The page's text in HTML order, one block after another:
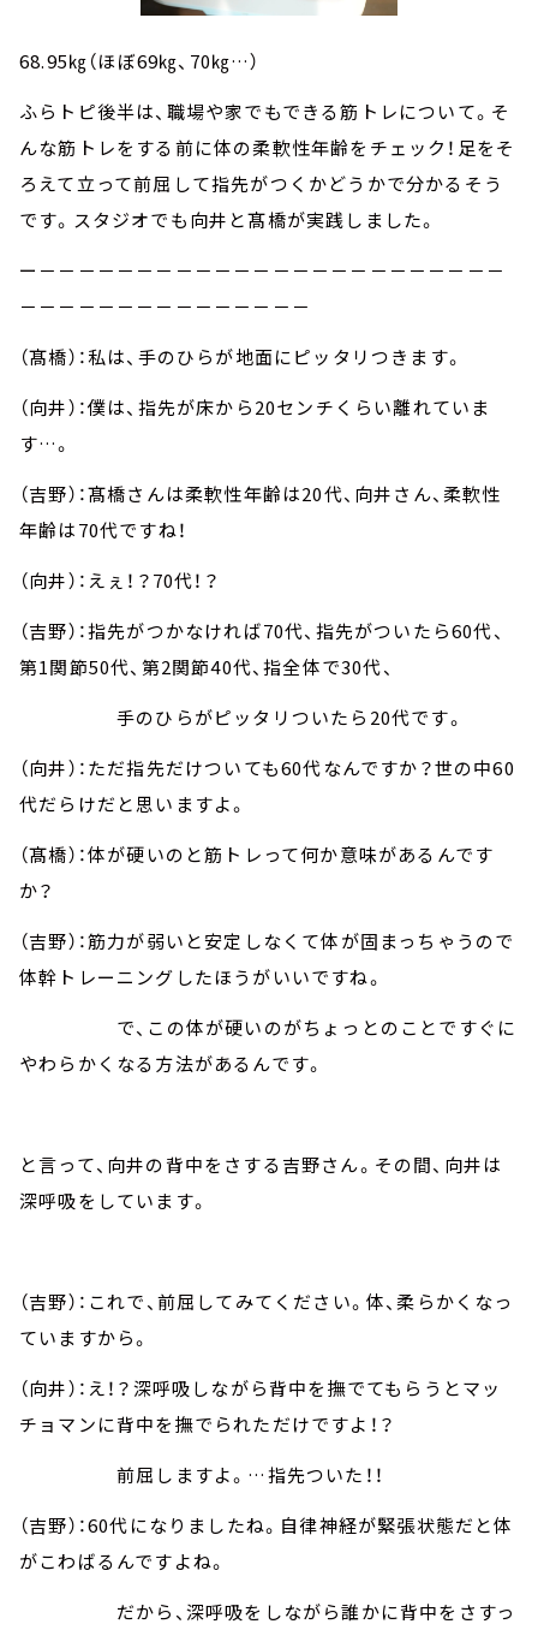
68.95㎏（ほぼ69㎏、70㎏…）
ふらトピ後半は、職場や家でもできる筋トレについて。そ
んな筋トレをする前に体の柔軟性年齢をチェック！足をそ
ろえて立って前屈して指先がつくかどうかで分かるそう
です。スタジオでも向井と髙橋が実践しました。
ー－－－－－－－－－－－－－－－－－－－－－－－－
－－－－－－－－－－－－－－－
（髙橋）：私は、手のひらが地面にピッタリつきます。
（向井）：僕は、指先が床から20センチくらい離れていま
す…。
（吉野）：髙橋さんは柔軟性年齢は20代、向井さん、柔軟性
年齢は70代ですね！
（向井）：えぇ！？70代！？
（吉野）：指先がつかなければ70代、指先がついたら60代、
第1関節50代、第2関節40代、指全体で30代、
手のひらがピッタリついたら20代です。
（向井）：ただ指先だけついても60代なんですか？世の中60
代だらけだと思いますよ。
（髙橋）：体が硬いのと筋トレって何か意味があるんです
か？
（吉野）：筋力が弱いと安定しなくて体が固まっちゃうので
体幹トレーニングしたほうがいいですね。
で、この体が硬いのがちょっとのことですぐに
やわらかくなる方法があるんです。
と言って、向井の背中をさする吉野さん。その間、向井は
深呼吸をしています。
（吉野）：これで、前屈してみてください。体、柔らかくなっ
ていますから。
（向井）：え！？深呼吸しながら背中を撫でてもらうとマッ
チョマンに背中を撫でられただけですよ！？
前屈しますよ。…指先ついた！！
（吉野）：60代になりましたね。自律神経が緊張状態だと体
がこわばるんですよね。
だから、深呼吸をしながら誰かに背中をさすっ